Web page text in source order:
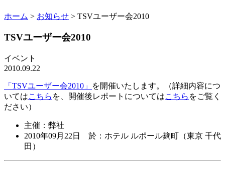
ホーム > お知らせ > TSVユーザー会2010
TSVユーザー会2010
イベント
2010.09.22
「TSVユーザー会2010」
を開催いたします。（詳細内容につ
いてはこちら を、開催後レポートについてはこちら をご覧く
ださい）
主催：弊社
2010年09月22日 於：ホテル ルポール麹町（東京 千代
田）